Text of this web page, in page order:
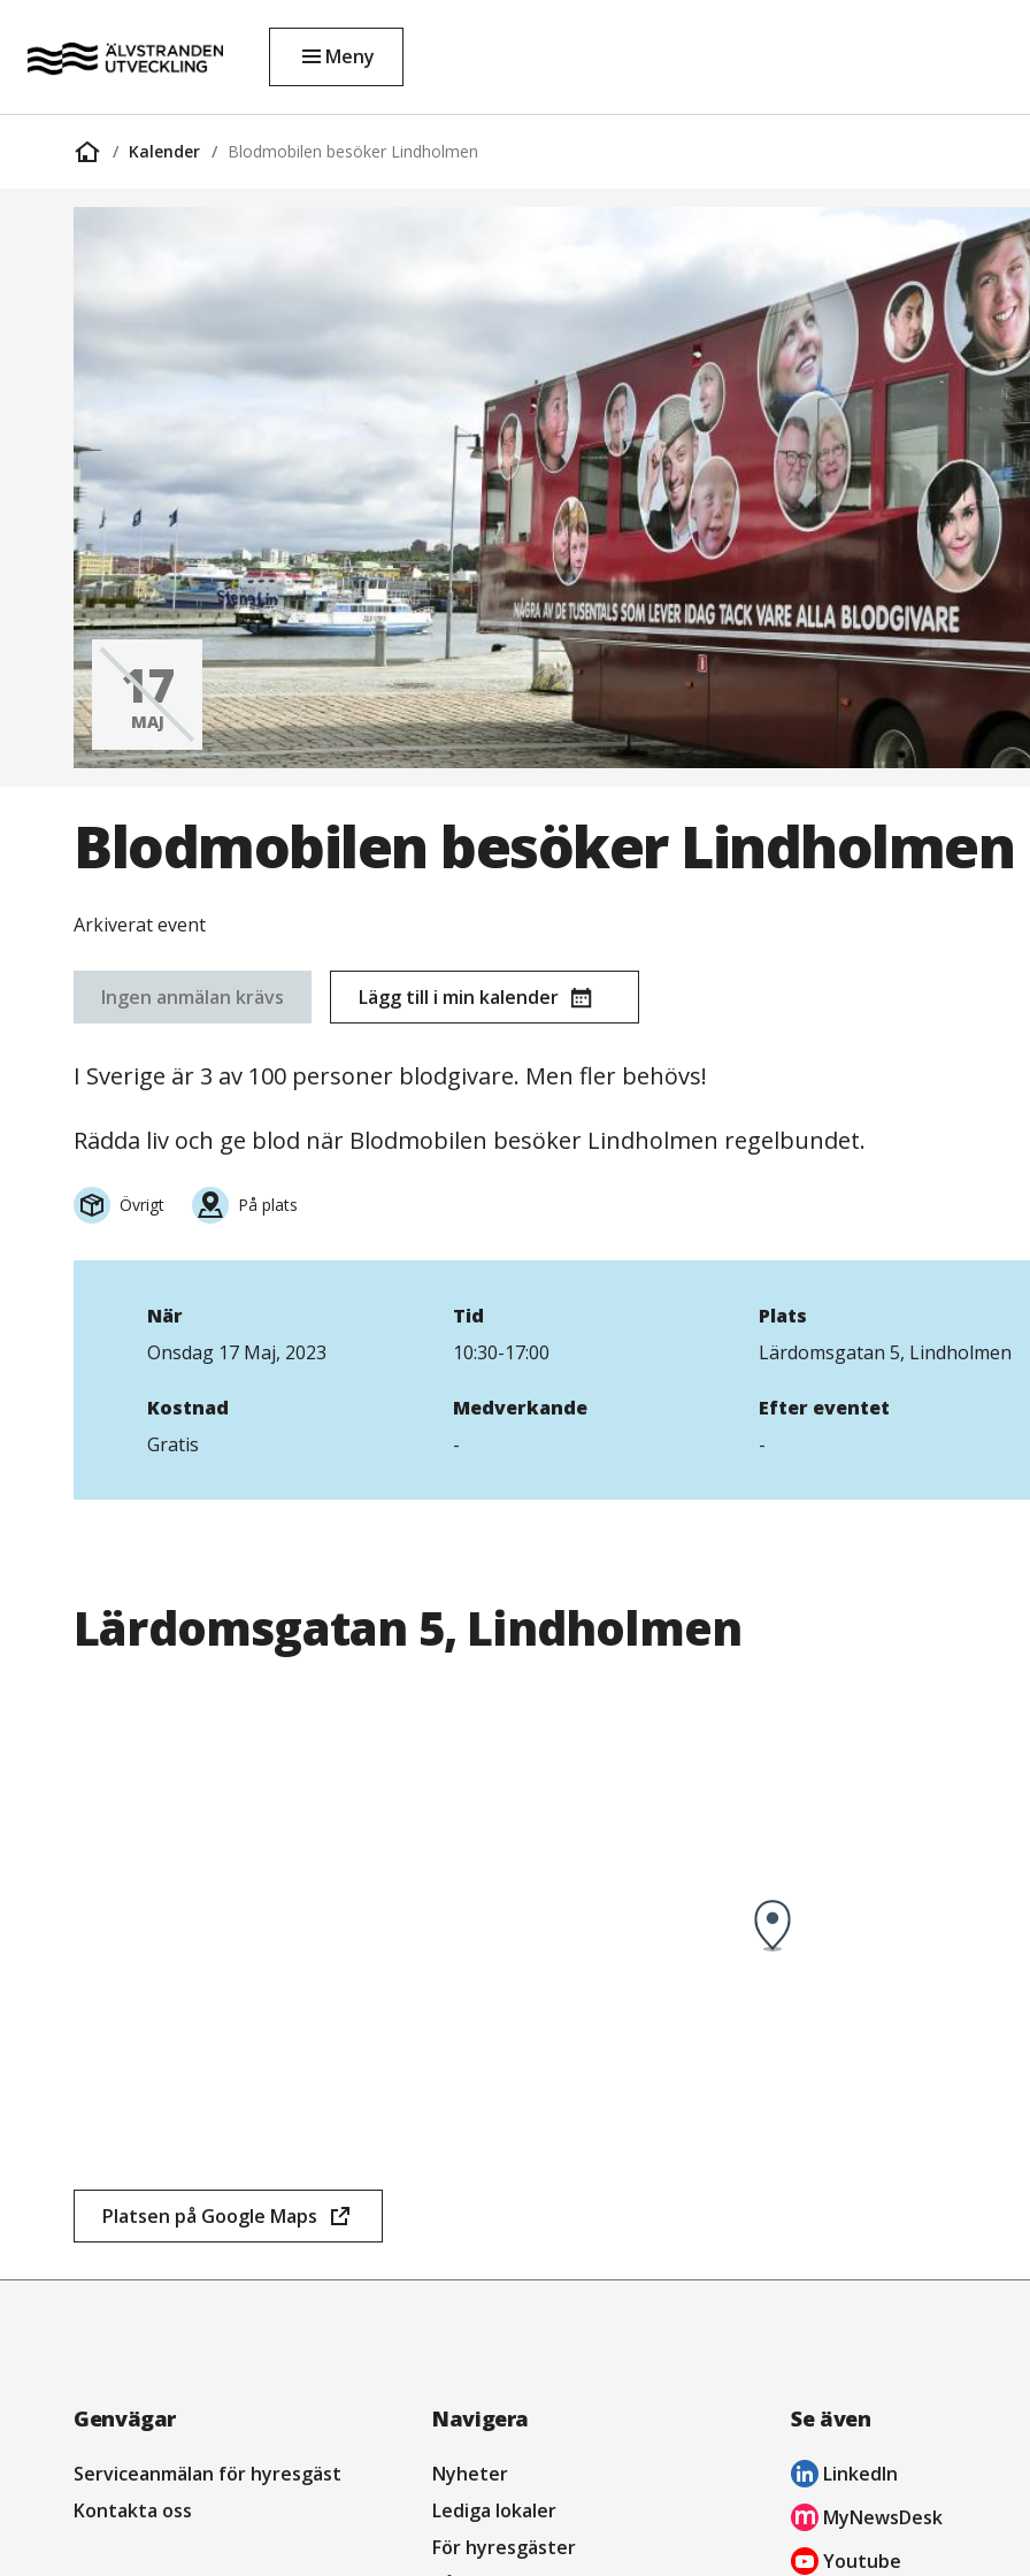
Meny
Startsida
Kalender Blodmobilen besöker Lindholmen
17
MAJ
Blodmobilen besöker Lindholmen
Arkiverat event
Ingen anmälan krävs Lägg till i min kalender
I Sverige är 3 av 100 personer blodgivare. Men fler behövs!
Rädda liv och ge blod när Blodmobilen besöker Lindholmen regelbundet.
Övrigt På plats
När
Onsdag 17 Maj, 2023
Tid
10:30-17:00
Plats
Lärdomsgatan 5, Lindholmen
Kostnad
Gratis
Medverkande
-
Efter eventet
-
Lärdomsgatan 5, Lindholmen
Platsen på Google Maps
Navigation
sidfot
Genvägar
Serviceanmälan för hyresgäst
Kontakta oss
Navigera
Nyheter
Lediga lokaler
För hyresgäster
Se även
LinkedIn
öppnas
i
nytt
MyNewsDesk
öppnas
i
Youtube